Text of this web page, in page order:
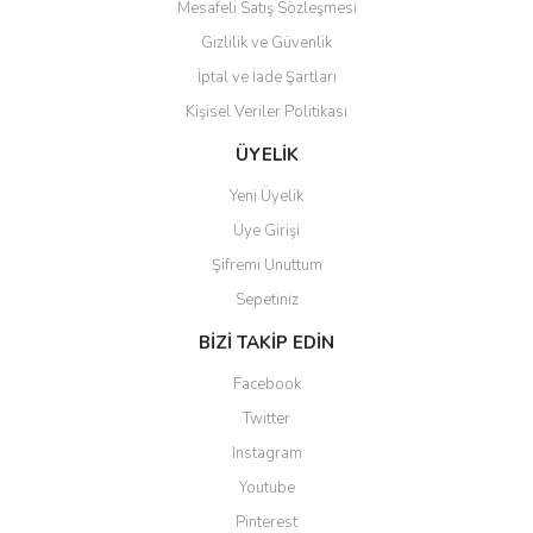
Gönder
Mesafeli Satış Sözleşmesi
Gizlilik ve Güvenlik
İptal ve İade Şartları
Kişisel Veriler Politikası
ÜYELİK
Yeni Üyelik
Üye Girişi
Şifremi Unuttum
Sepetiniz
BİZİ TAKİP EDİN
Facebook
Twitter
Instagram
Youtube
Pinterest